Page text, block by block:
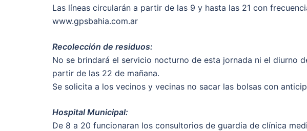
Las líneas circularán a partir de las 9 y hasta las 21 con
www.gpsbahia.com.ar
Recolección de residuos:
No se brindará el servicio nocturno de esta jornada ni el diurno
partir de las 22 de mañana.
Se solicita a los vecinos y vecinas no sacar las bolsas con
Hospital Municipal:
De 8 a 20 funcionaran los consultorios de guardia de clínica